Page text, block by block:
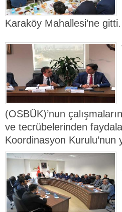
Karaköy Mahallesi’ne gitti.
(OSBÜK)’nun
ve tecrübelerinden
Koordinasyon Kurulu’nun